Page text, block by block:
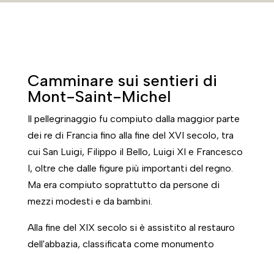
Camminare sui sentieri di
Mont-Saint-Michel
Il pellegrinaggio fu compiuto dalla maggior parte
dei re di Francia fino alla fine del XVI secolo, tra
cui San Luigi, Filippo il Bello, Luigi XI e Francesco
I, oltre che dalle figure più importanti del regno.
Ma era compiuto soprattutto da persone di
mezzi modesti e da bambini.
Alla fine del XIX secolo si è assistito al restauro
dell'abbazia, classificata come monumento